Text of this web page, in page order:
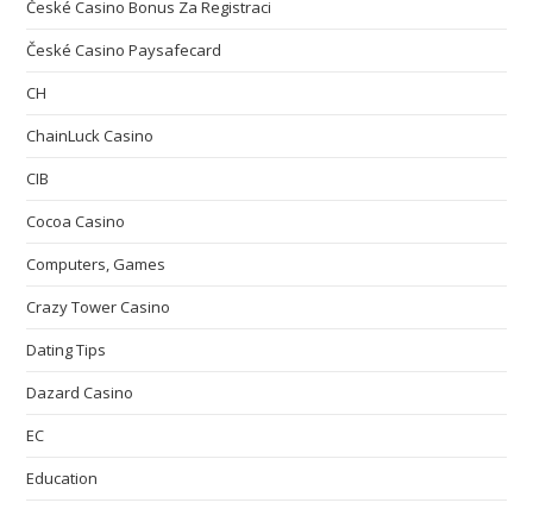
České Casino Bonus Za Registraci
České Casino Paysafecard
CH
ChainLuck Casino
CIB
Cocoa Casino
Computers, Games
Crazy Tower Сasino
Dating Tips
Dazard Casino
EC
Education